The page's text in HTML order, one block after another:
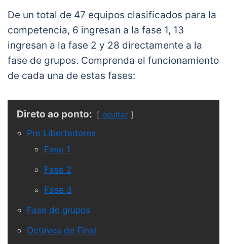
De un total de 47 equipos clasificados para la
competencia, 6 ingresan a la fase 1, 13
ingresan a la fase 2 y 28 directamente a la
fase de grupos. Comprenda el funcionamiento
de cada una de estas fases:
Direto ao ponto: ocultar
Pre Libertadores
Fase 1
Fase 2
Fase 3
Fase de grupos
Octavos de Final